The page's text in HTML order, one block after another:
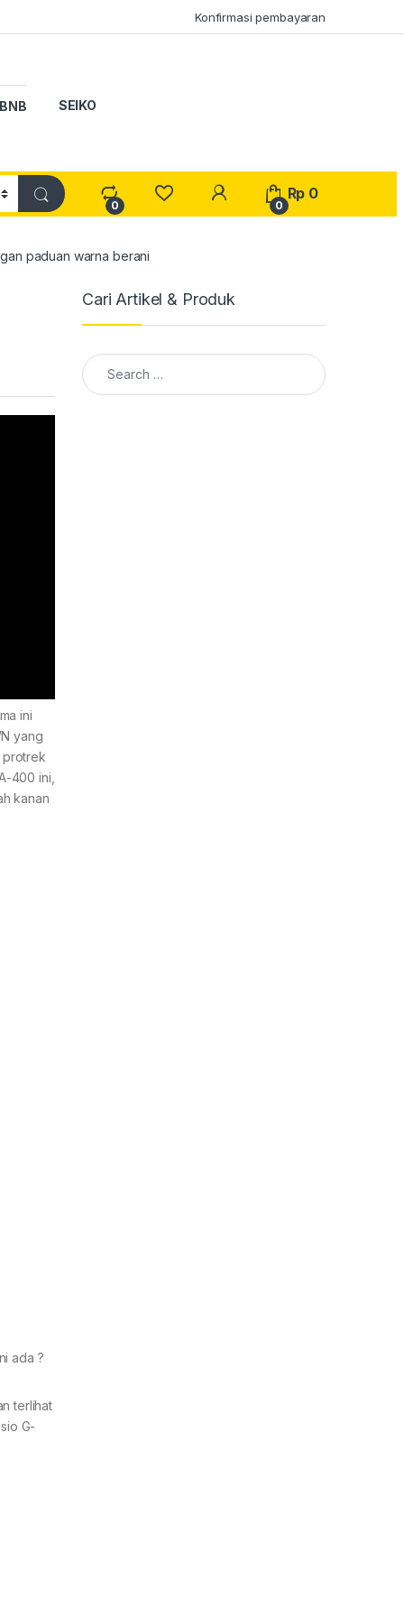
Konfirmasi pembayaran
BNB SEIKO
0
My Account
0
Rp 0
paduan warna berani
ini
yang
protrek
400 ini,
kanan
ada ?
terlihat
G-
Cari Artikel & Produk
Search for: